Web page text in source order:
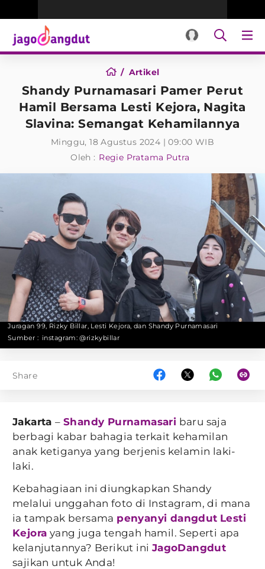
Artikel
Shandy Purnamasari Pamer Perut
Hamil Bersama Lesti Kejora, Nagita
Slavina: Semangat Kehamilannya
Minggu, 18 Agustus 2024 | 09:00 WIB
Oleh : Regie Pratama Putra
Juragan 99, Rizky Billar, Lesti Kejora, dan Shandy Purnamasari
Sumber : instagram: @rizkybillar
Share
Jakarta–Shandy Purnamasari baru saja
berbagi kabar bahagia terkait kehamilan
anak ketiganya yang berjenis kelamin laki-
laki.
Kebahagiaan ini diungkapkan Shandy
melalui unggahan foto di Instagram, di mana
ia tampak bersama penyanyi dangdut Lesti
Kejora yang juga tengah hamil. Seperti apa
kelanjutannya? Berikut ini JagoDangdut
sajikan untuk Anda!